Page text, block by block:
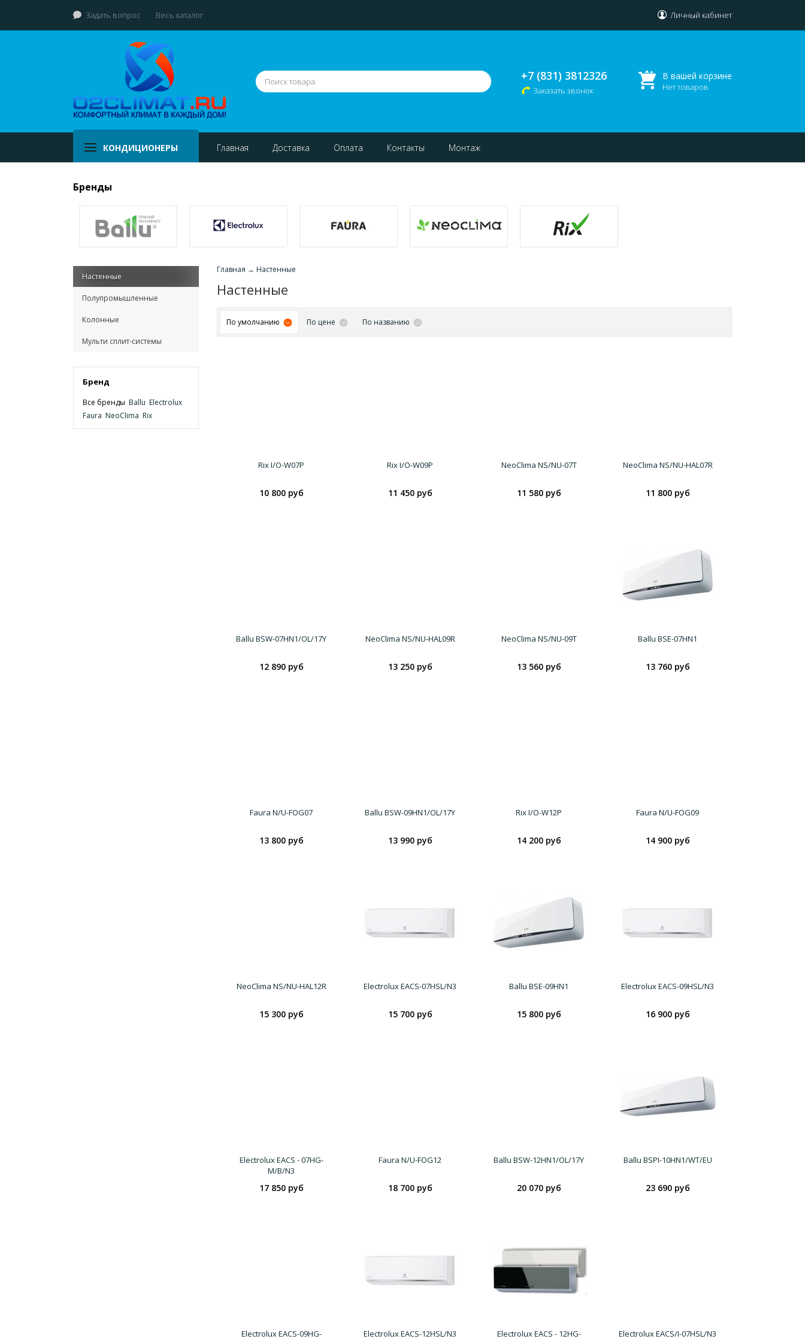
Задать вопрос Весь каталог Личный кабинет
+7 (831) 3812326
Заказать звонок
В вашей корзине
Нет товаров
КОНДИЦИОНЕРЫ Главная Доставка Оплата Контакты Монтаж
Бренды
Настенные
Полупромышленные
Колонные
Мульти сплит-системы
Бренд
Все бренды Ballu Electrolux
Faura NeoClima Rix
Главная → Настенные
Настенные
По умолчанию По цене По названию
Rix I/O-W07P
10 800 руб
Rix I/O-W09P
11 450 руб
NeoClima NS/NU-07T
11 580 руб
NeoClima NS/NU-HAL07R
11 800 руб
Ballu BSW-07HN1/OL/17Y
12 890 руб
NeoClima NS/NU-HAL09R
13 250 руб
NeoClima NS/NU-09T
13 560 руб
Ballu BSE-07HN1
13 760 руб
Faura N/U-FOG07
13 800 руб
Ballu BSW-09HN1/OL/17Y
13 990 руб
Rix I/O-W12P
14 200 руб
Faura N/U-FOG09
14 900 руб
NeoClima NS/NU-HAL12R
15 300 руб
Electrolux EACS-07HSL/N3
15 700 руб
Ballu BSE-09HN1
15 800 руб
Electrolux EACS-09HSL/N3
16 900 руб
Electrolux EACS - 07HG-
M/B/N3
17 850 руб
Faura N/U-FOG12
18 700 руб
Ballu BSW-12HN1/OL/17Y
20 070 руб
Ballu BSPI-10HN1/WT/EU
23 690 руб
Electrolux EACS-09HG-
Electrolux EACS-12HSL/N3
Electrolux EACS - 12HG-
Electrolux EACS/I-07HSL/N3